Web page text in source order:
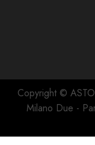
Copyright ©
Milano Due -